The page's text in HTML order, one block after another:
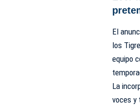
El
los
equipo
La
voces y